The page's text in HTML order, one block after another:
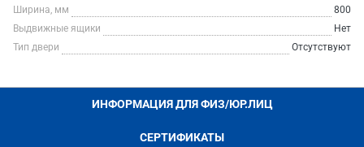
Ширина, мм
800
Выдвижные ящики
Нет
Тип двери
Отсутствуют
ИНФОРМАЦИЯ ДЛЯ ФИЗ/ЮР.ЛИЦ
СЕРТИФИКАТЫ